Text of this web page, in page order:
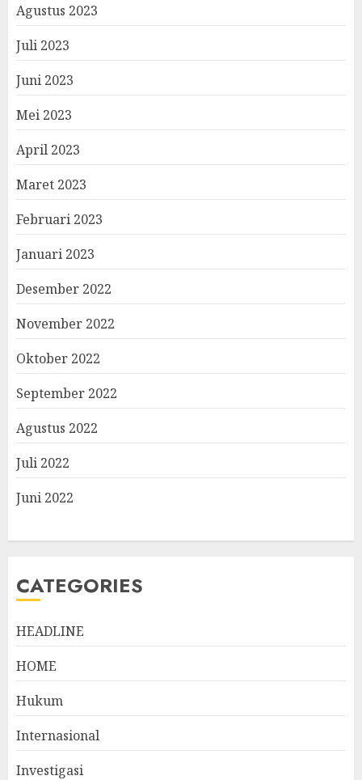
Agustus 2023
Juli 2023
Juni 2023
Mei 2023
April 2023
Maret 2023
Februari 2023
Januari 2023
Desember 2022
November 2022
Oktober 2022
September 2022
Agustus 2022
Juli 2022
Juni 2022
CATEGORIES
HEADLINE
HOME
Hukum
Internasional
Investigasi